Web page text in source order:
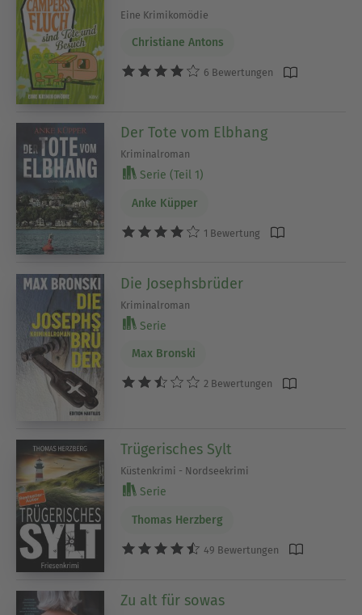
Eine Krimikomödie
Christiane Antons
6 Bewertungen
Der Tote vom Elbhang
Kriminalroman
Serie (Teil 1)
Anke Küpper
1 Bewertung
Die Josephsbrüder
Kriminalroman
Serie
Max Bronski
2 Bewertungen
Trügerisches Sylt
Küstenkrimi - Nordseekrimi
Serie
Thomas Herzberg
49 Bewertungen
Zu alt für sowas